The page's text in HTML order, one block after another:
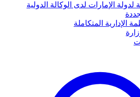
لدولة الإمارات لدى الوكالة الدولية
الإدارية المتكاملة